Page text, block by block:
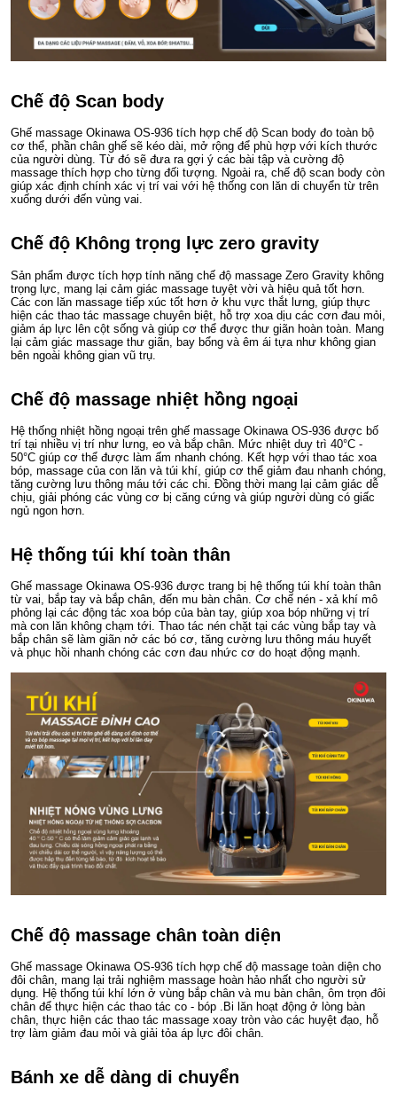
Chế độ Scan body
Ghế massage Okinawa OS-936 tích hợp chế độ Scan body đo toàn bộ
cơ thể, phần chân ghế sẽ kéo dài, mở rộng để phù hợp với kích thước
của người dùng. Từ đó sẽ đưa ra gợi ý các bài tập và cường độ
massage thích hợp cho từng đối tượng. Ngoài ra, chế độ scan body còn
giúp xác định chính xác vị trí vai với hệ thống con lăn di chuyển từ trên
xuống dưới đến vùng vai.
Chế độ Không trọng lực zero gravity
Sản phẩm được tích hợp tính năng chế độ massage Zero Gravity không
trọng lực, mang lại cảm giác massage tuyệt vời và hiệu quả tốt hơn.
Các con lăn massage tiếp xúc tốt hơn ở khu vực thắt lưng, giúp thực
hiện các thao tác massage chuyên biệt, hỗ trợ xoa dịu các cơn đau mỏi,
giảm áp lực lên cột sống và giúp cơ thể được thư giãn hoàn toàn. Mang
lại cảm giác massage thư giãn, bay bổng và êm ái tựa như không gian
bên ngoài không gian vũ trụ.
Chế độ massage nhiệt hồng ngoại
Hệ thống nhiệt hồng ngoại trên ghế massage Okinawa OS-936 được bố
trí tại nhiều vị trí như lưng, eo và bắp chân. Mức nhiệt duy trì 40°C -
50°C giúp cơ thể được làm ấm nhanh chóng. Kết hợp với thao tác xoa
bóp, massage của con lăn và túi khí, giúp cơ thể giảm đau nhanh chóng,
tăng cường lưu thông máu tới các chi. Đồng thời mang lại cảm giác dễ
chịu, giải phóng các vùng cơ bị căng cứng và giúp người dùng có giấc
ngủ ngon hơn.
Hệ thống túi khí toàn thân
Ghế massage Okinawa OS-936 được trang bị hệ thống túi khí toàn thân
từ vai, bắp tay và bắp chân, đến mu bàn chân. Cơ chế nén - xả khí mô
phỏng lại các động tác xoa bóp của bàn tay, giúp xoa bóp những vị trí
mà con lăn không chạm tới. Thao tác nén chặt tại các vùng bắp tay và
bắp chân sẽ làm giãn nở các bó cơ, tăng cường lưu thông máu huyết
và phục hồi nhanh chóng các cơn đau nhức cơ do hoạt động mạnh.
Chế độ massage chân toàn diện
Ghế massage Okinawa OS-936 tích hợp chế độ massage toàn diện cho
đôi chân, mang lại trải nghiệm massage hoàn hảo nhất cho người sử
dụng. Hệ thống túi khí lớn ở vùng bắp chân và mu bàn chân, ôm trọn đôi
chân để thực hiện các thao tác co - bóp .Bi lăn hoạt động ở lòng bàn
chân, thực hiện các thao tác massage xoay tròn vào các huyệt đạo, hỗ
trợ làm giảm đau mỏi và giải tỏa áp lực đôi chân.
Bánh xe dễ dàng di chuyển